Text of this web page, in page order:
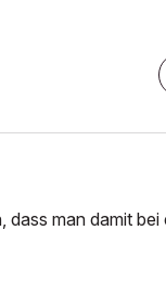
man damit